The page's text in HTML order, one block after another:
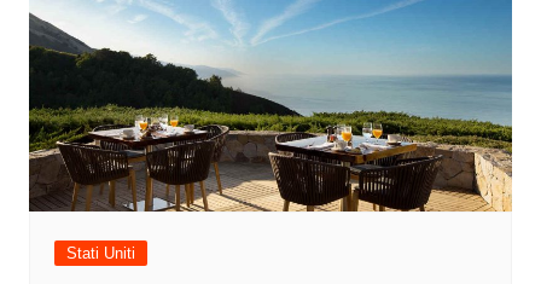
Stati Uniti